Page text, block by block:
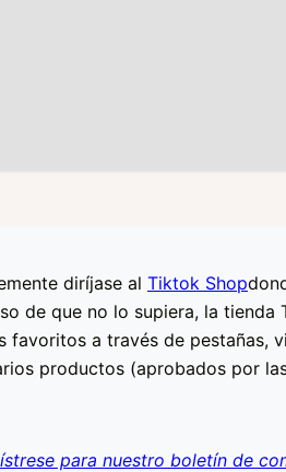
diríjase al Tiktok Shop
de que no lo supiera, la
a través de pestañas,
productos (aprobados por
para nuestro boletín de